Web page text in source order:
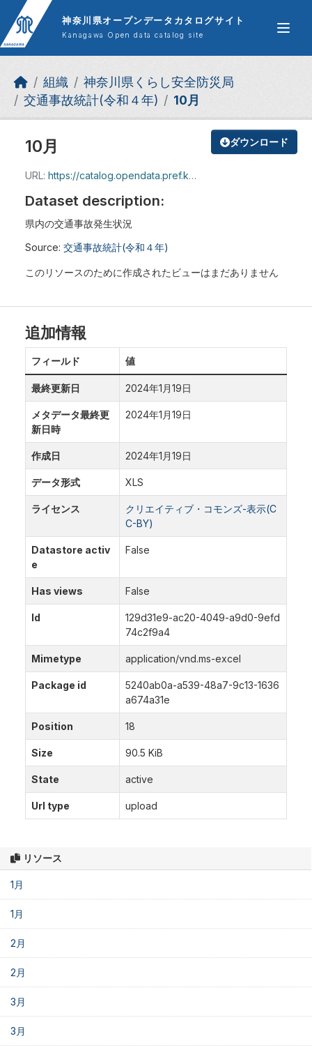
Skip to main content
神奈川県オープンデータカタログサイト
Kanagawa Open data catalog site
組織
神奈川県くらし安全防災局
交通事故統計(令和４年)
10月
ダウンロード
10月
URL: https://catalog.opendata.pref.kanagawa.jp/dataset/5240ab0a-a539-48a7-9c13-1636a674a31e/resource/129d31e9-ac20-4049-a9d0-9efd74c2f9a4/download/2210hassei.xls
Dataset description:
県内の交通事故発生状況
Source: 交通事故統計(令和４年)
このリソースのために作成されたビューはまだありません
リソース
1月
1月
2月
2月
3月
3月
追加情報
フィールド 値
最終更新日 2024年1月19日
メタデータ最終更
新日時
2024年1月19日
作成日 2024年1月19日
データ形式 XLS
ライセンス
クリエイティブ・コモンズ-表示(C
C-BY)
Datastore activ
e
False
Has views False
Id
129d31e9-ac20-4049-a9d0-9efd
74c2f9a4
Mimetype application/vnd.ms-excel
Package id
5240ab0a-a539-48a7-9c13-1636
a674a31e
Position 18
Size 90.5 KiB
State active
Url type upload